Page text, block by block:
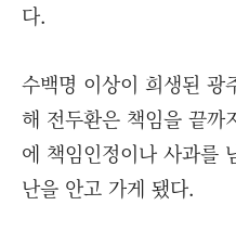
다.
수백명 이상이 희생된 광
해 전두환은 책임을 끝까
에 책임인정이나 사과를
난을 안고 가게 됐다.